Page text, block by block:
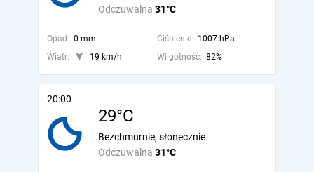
Odczuwalna 31°C
Opad: 0 mm Ciśnienie: 1007 hPa
Wiatr:
19 km/h Wilgotność: 82%
20:00
29°C
Odczuwalna 31°C
Bezchmurnie, słonecznie